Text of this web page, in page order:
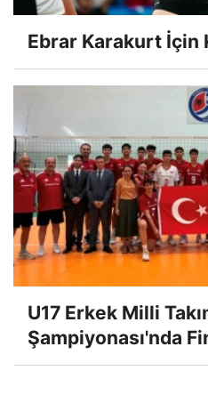
Ebrar Karakurt İçin
U17 Erkek Milli
Şampiyonası'nda